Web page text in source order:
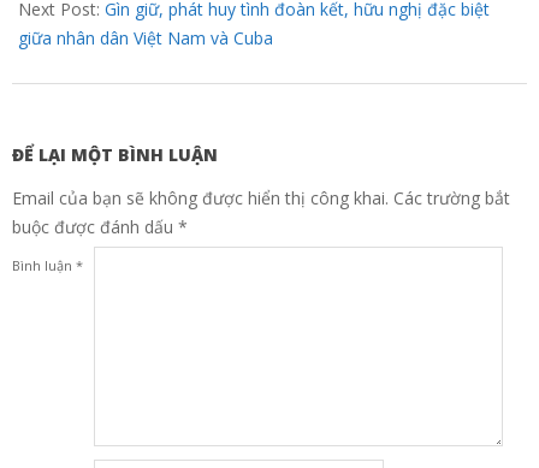
Next Post: Gìn giữ, phát huy tình đoàn kết, hữu nghị đặc biệt
giữa nhân dân Việt Nam và Cuba
ĐỂ LẠI MỘT BÌNH LUẬN
Email của bạn sẽ không được hiển thị công khai. Các trường bắt
buộc được đánh dấu *
Bình luận *